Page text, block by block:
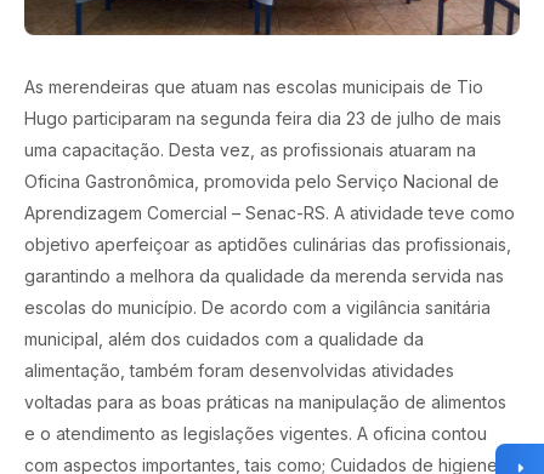
As merendeiras que atuam nas escolas municipais de Tio
Hugo participaram na segunda feira dia 23 de julho de mais
uma capacitação. Desta vez, as profissionais atuaram na
Oficina Gastronômica, promovida pelo Serviço Nacional de
Aprendizagem Comercial – Senac-RS. A atividade teve como
objetivo aperfeiçoar as aptidões culinárias das profissionais,
garantindo a melhora da qualidade da merenda servida nas
escolas do município. De acordo com a vigilância sanitária
municipal, além dos cuidados com a qualidade da
alimentação, também foram desenvolvidas atividades
voltadas para as boas práticas na manipulação de alimentos
e o atendimento as legislações vigentes. A oficina contou
com aspectos importantes, tais como; Cuidados de higiene